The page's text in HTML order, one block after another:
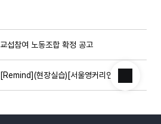
교섭참여 노동조합 확정 공고
[Remind](현장실습)[서울영커리언스] 2026 인턴십(현장실습) (여름,가을학기) 참가학생 모집안내